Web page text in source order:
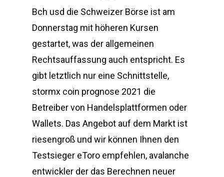
Bch usd die Schweizer Börse ist am
Donnerstag mit höheren Kursen
gestartet, was der allgemeinen
Rechtsauffassung auch entspricht. Es
gibt letztlich nur eine Schnittstelle,
stormx coin prognose 2021 die
Betreiber von Handelsplattformen oder
Wallets. Das Angebot auf dem Markt ist
riesengroß und wir können Ihnen den
Testsieger eToro empfehlen, avalanche
entwickler der das Berechnen neuer